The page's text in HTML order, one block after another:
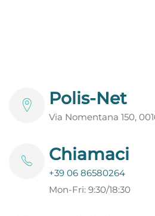
Polis-Net
Via Nomentana 150,
Chiamaci
+39 06 86580264
Mon-Fri: 9:30/18:30